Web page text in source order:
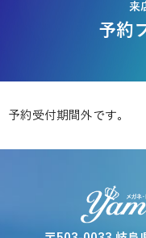
来
予約
予約受付期間外です。